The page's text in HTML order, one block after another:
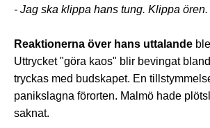
- Jag ska klippa hans tung. Klippa
Reaktionerna över hans uttalande
Uttrycket "göra kaos" blir bevingat
tryckas med budskapet. En
panikslagna förorten. Malmö hade
saknat.